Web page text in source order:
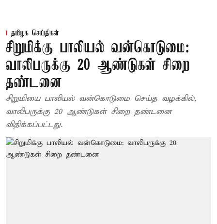
தமிழக செய்திகள்
சிறுமிக்கு பாலியல் வன்கொடுமை:
வாலிபருக்கு 20 ஆண்டுகள் சிறை
தண்டனை
சிறுமியை பாலியல் வன்கொடுமை செய்த வழக்கில்,
வாலிபருக்கு 20 ஆண்டுகள் சிறை தண்டனை
விதிக்கப்பட்டது.